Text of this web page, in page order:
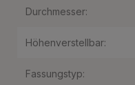
Durchmesser:
Höhenverstellbar:
Fassungstyp: